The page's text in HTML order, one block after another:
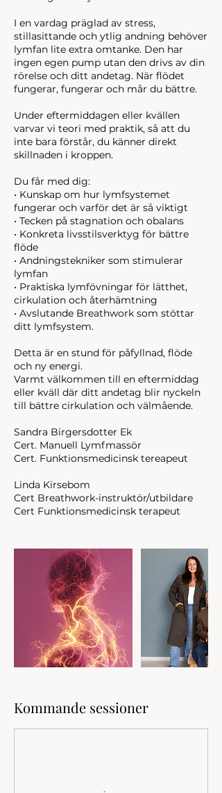
I en vardag präglad av stress,
stillasittande och ytlig andning behöver
lymfan lite extra omtanke. Den har
ingen egen pump utan den drivs av din
rörelse och ditt andetag. När flödet
fungerar, fungerar och mår du bättre.
Under eftermiddagen eller kvällen
varvar vi teori med praktik, så att du
inte bara förstår, du känner direkt
skillnaden i kroppen.
Du får med dig:
• Kunskap om hur lymfsystemet
fungerar och varför det är så viktigt
• Tecken på stagnation och obalans
• Konkreta livsstilsverktyg för bättre
flöde
• Andningstekniker som stimulerar
lymfan
• Praktiska lymfövningar för lätthet,
cirkulation och återhämtning
• Avslutande Breathwork som stöttar
ditt lymfsystem.
Detta är en stund för påfyllnad, flöde
och ny energi.
Varmt välkommen till en eftermiddag
eller kväll där ditt andetag blir nyckeln
till bättre cirkulation och välmående.
Sandra Birgersdotter Ek
Cert. Manuell Lymfmassör
Cert. Funktionsmedicinsk tereapeut
Linda Kirsebom
Cert Breathwork-instruktör/utbildare
Cert Funktionsmedicinsk terapeut
Kommande sessioner